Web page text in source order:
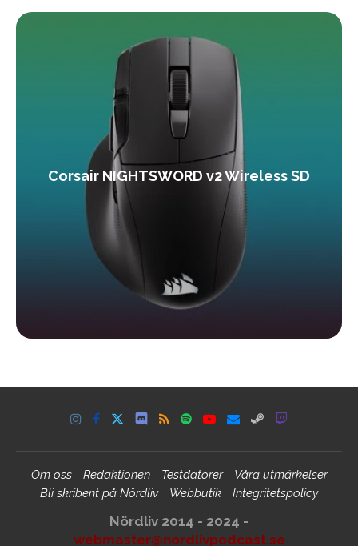
Corsair NIGHTSWORD v2 Wireless SD
Om oss Redaktionen Testdatorer
Våra utmärkelser
Bli skribent på Nördliv
Webbutik Integritetspolicy
Nördliv 2014 - 2024 -
webmaster@nordlivpodcast.se